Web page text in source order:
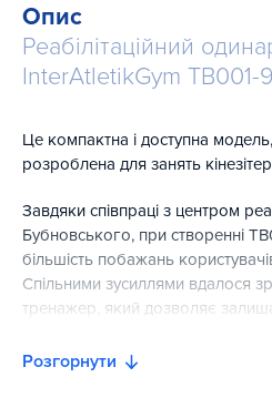
Опис
Реабілітаційний
InterAtletikGym TB001-
Це компактна і доступна
розроблена для занять
Завдяки співпраці з центром
Бубновського, при створенні
більшість побажань
Спільними зусиллями вдалося
тренажер, який дозволяє
обмежених можливостях.
Розгорнути